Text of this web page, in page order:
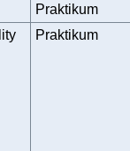
Praktikum
Praktikum